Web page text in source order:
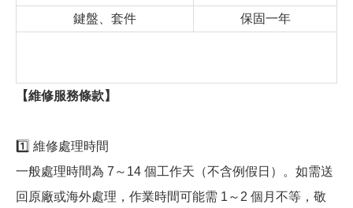
鍵盤、套件
保固一年
【維修服務條款】
1️⃣ 維修處理時間
一般處理時間為 7～14 個工作天（不含例假日）。如需送
回原廠或海外處理，作業時間可能需 1～2 個月不等，敬